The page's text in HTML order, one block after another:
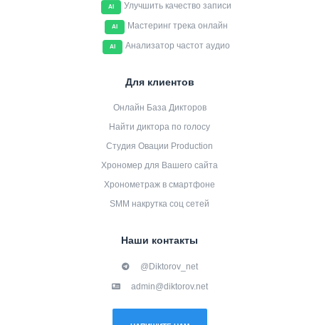
AI Улучшить качество записи
AI Мастеринг трека онлайн
AI Анализатор частот аудио
Для клиентов
Онлайн База Дикторов
Найти диктора по голосу
Студия Овации Production
Хрономер для Вашего сайта
Хронометраж в смартфоне
SMM накрутка соц сетей
Наши контакты
@Diktorov_net
admin@diktorov.net